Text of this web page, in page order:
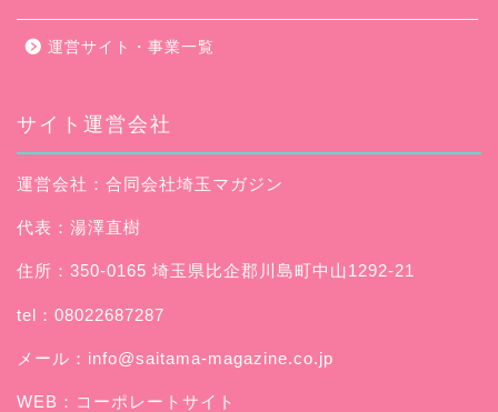
運営サイト・事業一覧
サイト運営会社
運営会社：合同会社埼玉マガジン
代表：湯澤直樹
住所：350-0165 埼玉県比企郡川島町中山1292-21
tel：08022687287
メール： info@saitama-magazine.co.jp
WEB： コーポレートサイト